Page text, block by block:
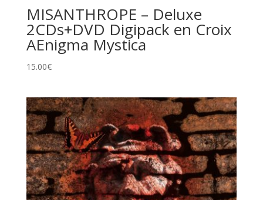
MISANTHROPE – Deluxe
2CDs+DVD Digipack en Croix
AEnigma Mystica
15.00€